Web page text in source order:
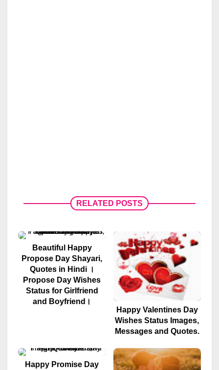
RELATED POSTS
Beautiful Happy
Propose Day Shayari,
Quotes in Hindi ।
Propose Day Wishes
Status for Girlfriend
and Boyfriend।
Happy Valentines Day
Wishes Status Images,
Messages and Quotes.
Happy Promise Day